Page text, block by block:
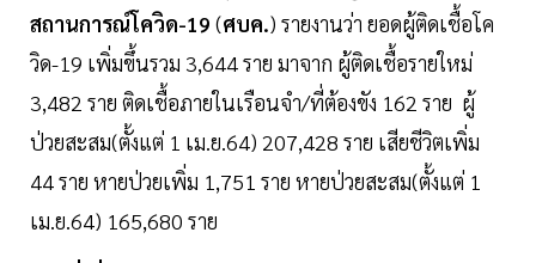
สถานการณ์โควิด-19 (ศบค.) รายงานว่า ยอดผู้ติดเชื้อโค
วิด-19 เพิ่มขึ้นรวม 3,644 ราย มาจาก ผู้ติดเชื้อรายใหม่
3,482 ราย ติดเชื้อภายในเรือนจำ/ที่ต้องขัง 162 ราย ผู้
ป่วยสะสม(ตั้งแต่ 1 เม.ย.64) 207,428 ราย เสียชีวิตเพิ่ม
44 ราย หายป่วยเพิ่ม 1,751 ราย หายป่วยสะสม(ตั้งแต่ 1
เม.ย.64) 165,680 ราย